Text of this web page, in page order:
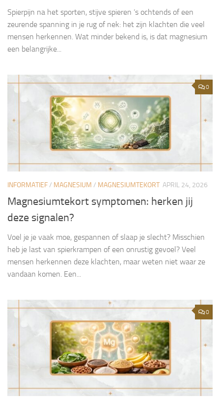
Spierpijn na het sporten, stijve spieren ’s ochtends of een
zeurende spanning in je rug of nek: het zijn klachten die veel
mensen herkennen. Wat minder bekend is, is dat magnesium
een belangrijke...
0
INFORMATIEF/ MAGNESIUM / MAGNESIUMTEKORT APRIL 24, 2026
Magnesiumtekort symptomen: herken jij
deze signalen?
Voel je je vaak moe, gespannen of slaap je slecht? Misschien
heb je last van spierkrampen of een onrustig gevoel? Veel
mensen herkennen deze klachten, maar weten niet waar ze
vandaan komen. Een...
0